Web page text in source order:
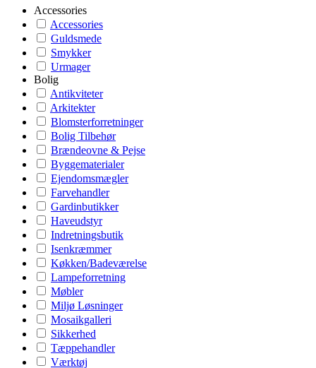
Accessories
Accessories
Guldsmede
Smykker
Urmager
Bolig
Antikviteter
Arkitekter
Blomsterforretninger
Bolig Tilbehør
Brændeovne & Pejse
Byggematerialer
Ejendomsmægler
Farvehandler
Gardinbutikker
Haveudstyr
Indretningsbutik
Isenkræmmer
Køkken/Badeværelse
Lampeforretning
Møbler
Miljø Løsninger
Mosaikgalleri
Sikkerhed
Tæppehandler
Værktøj